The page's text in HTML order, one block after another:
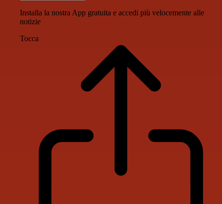
Installa la nostra App gratuita e accedi più velocemente alle
notizie
Tocca